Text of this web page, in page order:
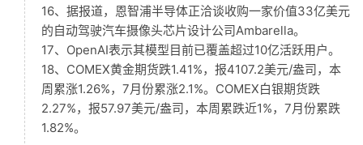
16、据报道，恩智浦半导体正洽谈收购一家价值33亿美元
的自动驾驶汽车摄像头芯片设计公司Ambarella。
17、OpenAI表示其模型目前已覆盖超过10亿活跃用户。
18、COMEX黄金期货跌1.41%，报4107.2美元/盎司，本
周累涨1.26%，7月份累涨2.1%。COMEX白银期货跌
2.27%，报57.97美元/盎司，本周累跌近1%，7月份累跌
1.82%。